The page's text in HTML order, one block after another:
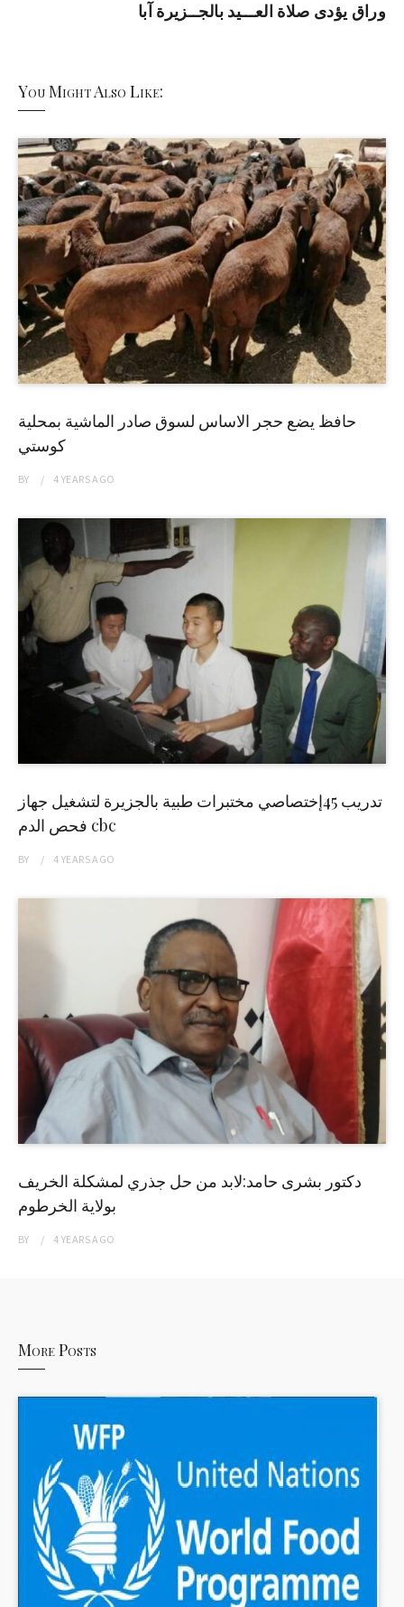
وراق يؤدى صلاة العـــيد بالجــزيرة آبا
You Might Also Like:
حافظ يضع حجر الاساس لسوق صادر الماشية بمحلية
كوستي
BY 4 YEARSAGO
تدريب 45إختصاصي مختبرات طبية بالجزيرة لتشغيل جهاز
فحص الدم cbc
BY 4 YEARSAGO
دكتور بشرى حامد:لابد من حل جذري لمشكلة الخريف
بولاية الخرطوم
BY 4 YEARSAGO
More Posts